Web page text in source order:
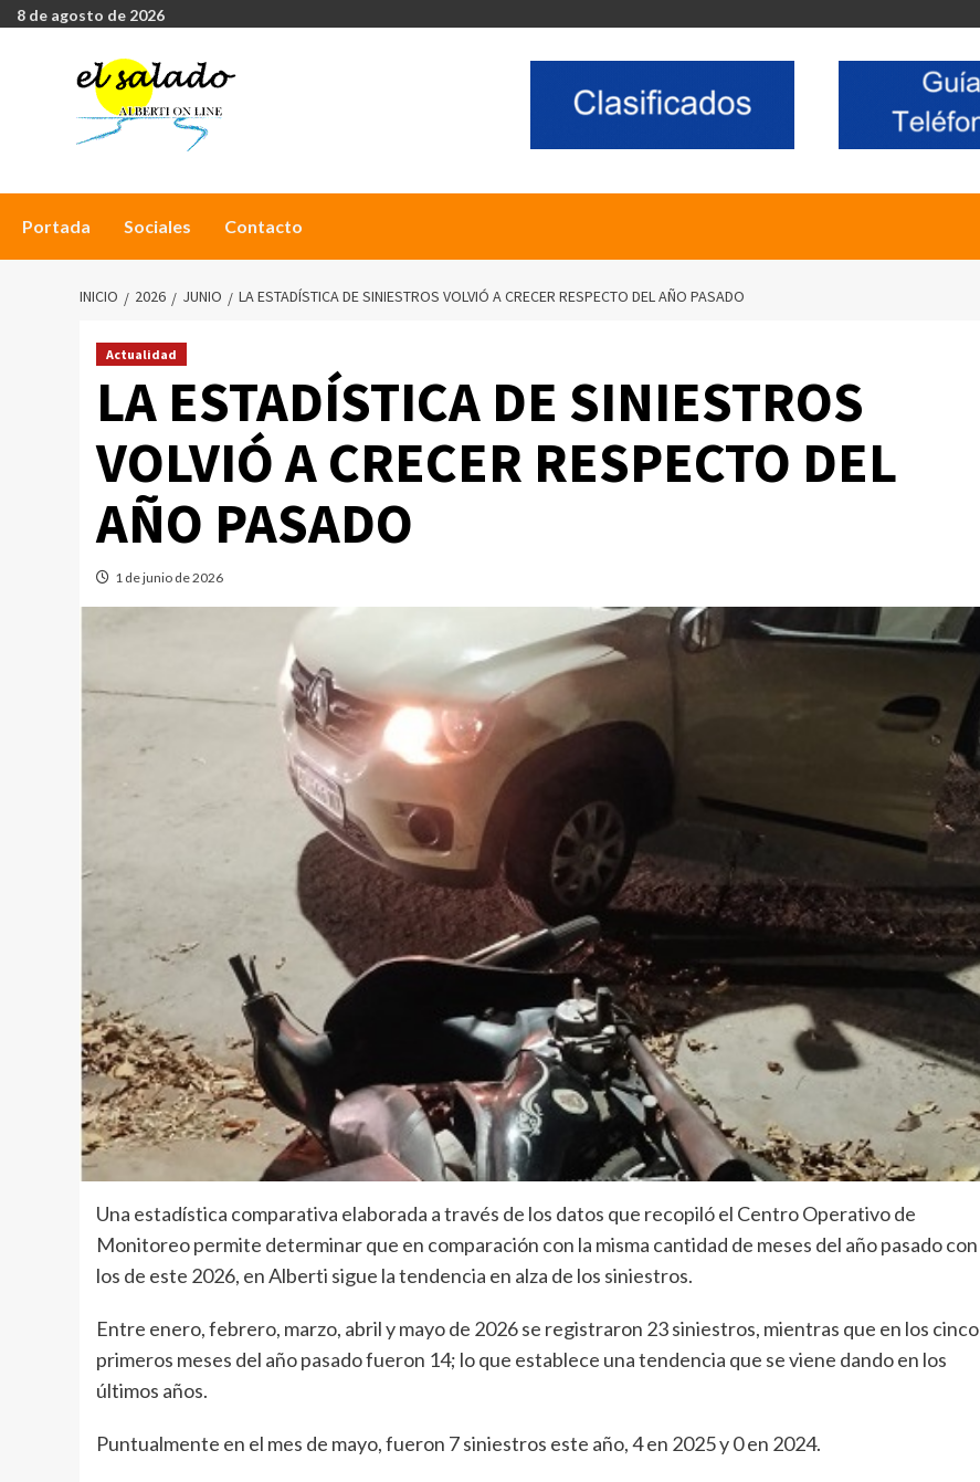
8 de agosto de 2026
Portada Sociales Contacto
INICIO 2026 JUNIO LA ESTADÍSTICA DE SINIESTROS VOLVIÓ A CRECER RESPECTO DEL AÑO PASADO
Actualidad
LA ESTADÍSTICA DE SINIESTROS
VOLVIÓ A CRECER RESPECTO DEL
AÑO PASADO
1 de junio de 2026
Una estadística comparativa elaborada a través de los datos que recopiló el Centro Operativo de
Monitoreo permite determinar que en comparación con la misma cantidad de meses del año pasado con
los de este 2026, en Alberti sigue la tendencia en alza de los siniestros.
Entre enero, febrero, marzo, abril y mayo de 2026 se registraron 23 siniestros, mientras que en los cinco
primeros meses del año pasado fueron 14; lo que establece una tendencia que se viene dando en los
últimos años.
Puntualmente en el mes de mayo, fueron 7 siniestros este año, 4 en 2025 y 0 en 2024.